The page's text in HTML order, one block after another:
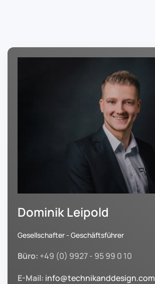
Dominik Leipold
Gesellschafter - Geschäftsführer
Büro: +49 (0) 9927 - 95 99 0 10
E-Mail: info@technikanddesign.com